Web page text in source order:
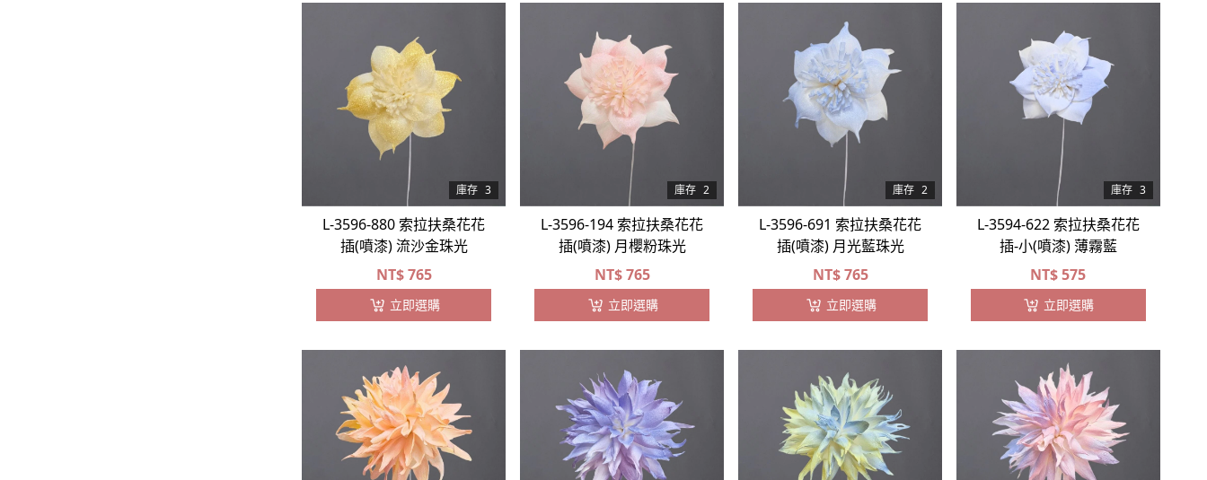
庫存 3
L-3596-880 索拉扶桑花花
插(噴漆) 流沙金珠光
NT$765
立即選購
庫存 2
L-3596-194 索拉扶桑花花
插(噴漆) 月櫻粉珠光
NT$765
立即選購
庫存 2
L-3596-691 索拉扶桑花花
插(噴漆) 月光藍珠光
NT$765
立即選購
庫存 3
L-3594-622 索拉扶桑花花
插-小(噴漆) 薄霧藍
NT$575
立即選購